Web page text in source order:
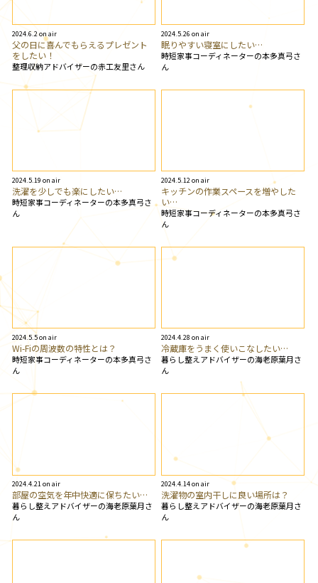
2024.6.2 on air
父の日に喜んでもらえるプレゼント
をしたい！
整理収納アドバイザーの赤工友里さん
2024.5.26 on air
眠りやすい寝室にしたい…
時短家事コーディネーターの本多真弓さ
ん
2024.5.19 on air
洗濯を少しでも楽にしたい…
時短家事コーディネーターの本多真弓さ
ん
2024.5.12 on air
キッチンの作業スペースを増やした
い…
時短家事コーディネーターの本多真弓さ
ん
2024.5.5 on air
Wi-Fiの周波数の特性とは？
時短家事コーディネーターの本多真弓さ
ん
2024.4.28 on air
冷蔵庫をうまく使いこなしたい…
暮らし整えアドバイザーの海老原葉月さ
ん
2024.4.21 on air
部屋の空気を年中快適に保ちたい…
暮らし整えアドバイザーの海老原葉月さ
ん
2024.4.14 on air
洗濯物の室内干しに良い場所は？
暮らし整えアドバイザーの海老原葉月さ
ん